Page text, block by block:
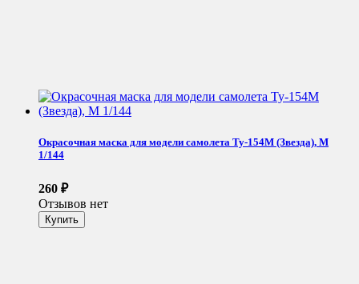
Окрасочная маска для модели самолета Ту-154М (Звезда), М
1/144
260 ₽
Отзывов нет